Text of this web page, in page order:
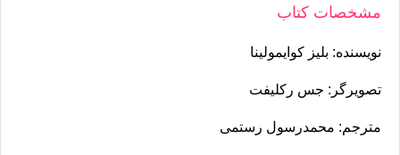
مشخصات کتاب
نویسنده: بلیز کوایمولینا
تصویرگر: جس رکلیفت
مترجم: محمدرسول رستمی